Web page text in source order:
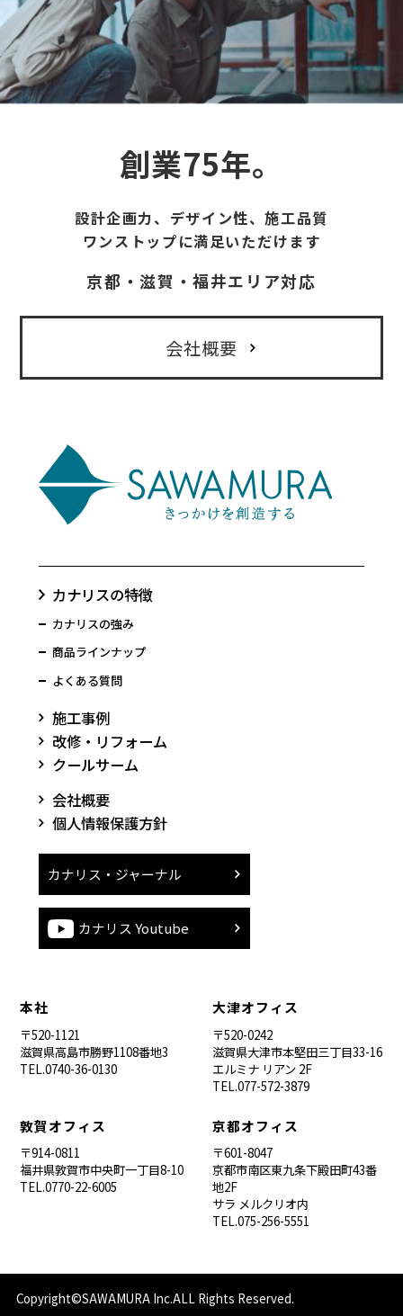
創業75年。
設計企画力、デザイン性、施工品質
ワンストップに満足いただけます
京都・滋賀・福井エリア対応
会社概要
カナリスの特徴
カナリスの強み
商品ラインナップ
よくある質問
施工事例
改修・リフォーム
クールサーム
会社概要
個人情報保護方針
カナリス・ジャーナル
カナリス Youtube
本社
〒520-1121
滋賀県高島市勝野1108番地3
TEL.0740-36-0130
大津オフィス
〒520-0242
滋賀県大津市本堅田三丁目33-16
エルミナ リアン 2F
TEL.077-572-3879
敦賀オフィス
〒914-0811
福井県敦賀市中央町一丁目8-10
TEL.0770-22-6005
京都オフィス
〒601-8047
京都市南区東九条下殿田町43番
地2F
サラ メルクリオ内
TEL.075-256-5551
Copyright©SAWAMURA Inc.ALL Rights Reserved.